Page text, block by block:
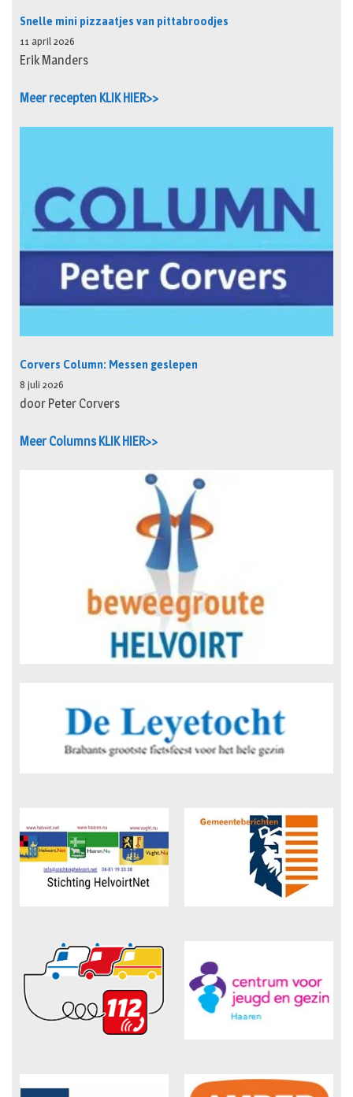
Snelle mini pizzaatjes van pittabroodjes
11 april 2026
Erik Manders
Meer recepten KLIK HIER>>
Corvers Column: Messen geslepen
8 juli 2026
door Peter Corvers
Meer Columns KLIK HIER>>